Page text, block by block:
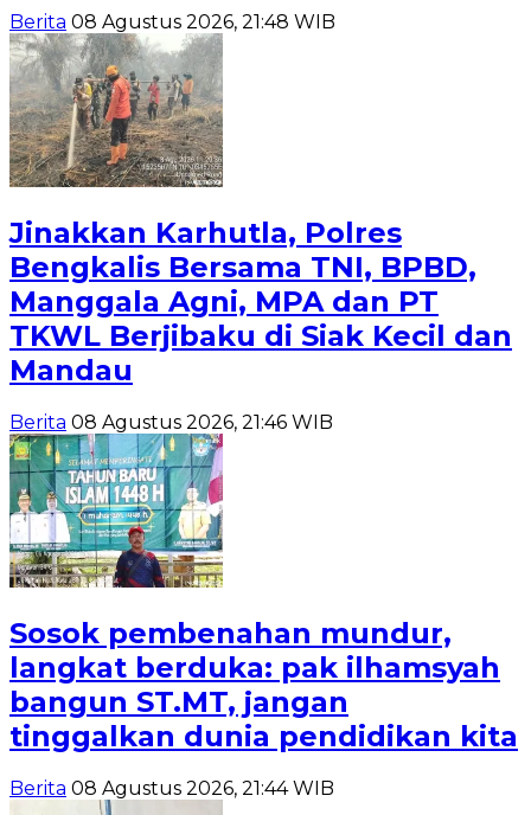
Berita 08 Agustus 2026, 21:48 WIB
Jinakkan Karhutla, Polres
Bengkalis Bersama TNI, BPBD,
Manggala Agni, MPA dan PT
TKWL Berjibaku di Siak Kecil dan
Mandau
Berita 08 Agustus 2026, 21:46 WIB
Sosok pembenahan mundur,
langkat berduka: pak ilhamsyah
bangun ST.MT, jangan
tinggalkan dunia pendidikan kita
Berita 08 Agustus 2026, 21:44 WIB